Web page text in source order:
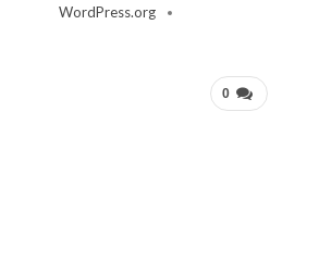
0
WordPress.org